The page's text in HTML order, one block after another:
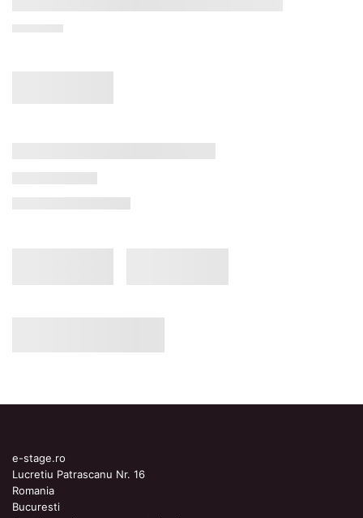
e-stage.ro
Lucretiu Patrascanu Nr. 16
Romania
Bucuresti